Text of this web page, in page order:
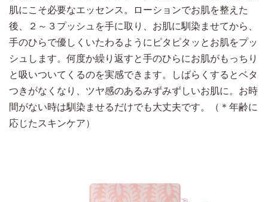
肌にこそ必要なエッセンス。ローションでお肌を整えた
後、２～３プッシュを手に取り、お肌に馴染ませてから、
手のひらで優しくいたわるようにピタピタッとお肌をプッ
シュします。何度か繰り返すと手のひらにお肌がもっちり
と吸いついてくるのを実感できます。しばらくするとベタ
つきがなくなり、ツヤ感のあるみずみずしいお肌に。お時
間がない時は馴染ませるだけでも大丈夫です。（＊年齢に
応じたスキンケア）